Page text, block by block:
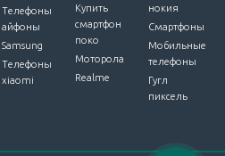
40-миллиметровые
шнур можно
представлены
Телефоны
айфоны
Samsung
Телефоны
xiaomi
Купить
смартфон
поко
Моторола
Realme
нокия
Смартфоны
Мобильные
телефоны
Гугл
пиксель